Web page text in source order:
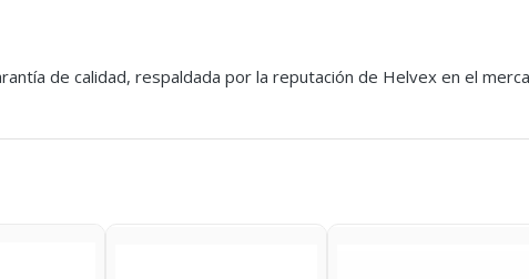
de calidad, respaldada por la reputación de Helvex en el